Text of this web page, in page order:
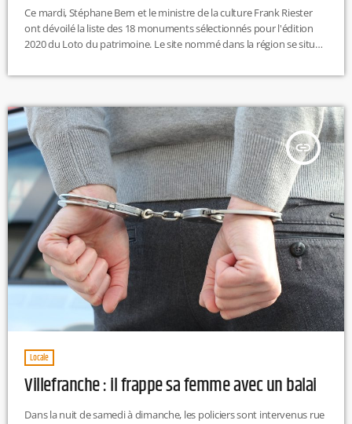
Ce mardi, Stéphane Bern et le ministre de la culture Frank Riester
ont dévoilé la liste des 18 monuments sélectionnés pour l'édition
2020 du Loto du patrimoine. Le site nommé dans la région se situe
Teil, à proximité de Montélimar. Classée monument historique en
insert_link
Locale
Villefranche : il frappe sa femme avec un balai
Dans la nuit de samedi à dimanche, les policiers sont intervenus rue